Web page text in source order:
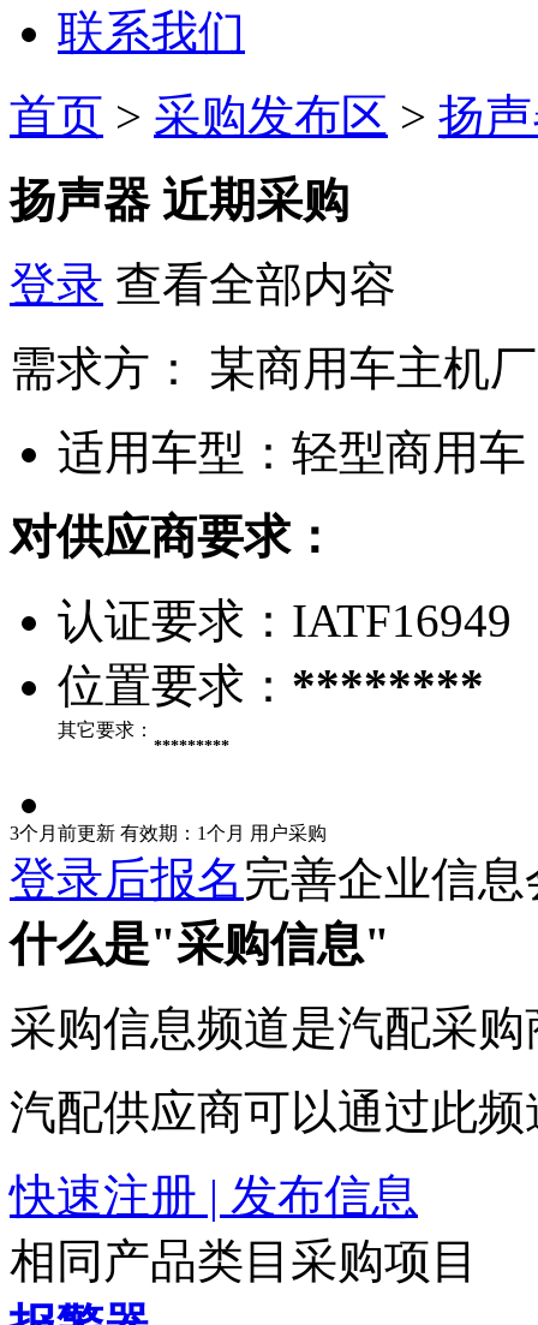
联系我们
首页 > 采购发布区 > 扬
扬声器 近期采购
登录 查看全部内容
需求方：
某商用车主机厂
适用车型： 轻型商用车
对供应商要求：
认证要求： IATF16949
位置要求： ********
其它要求：
*********
3个月前更新 有效期：1个月 用户采购
登录后报名完善企业信
什么是"采购信息"
采购信息频道是汽配采
汽配供应商可以通过此
快速注册 | 发布信息
相同产品类目采购项目